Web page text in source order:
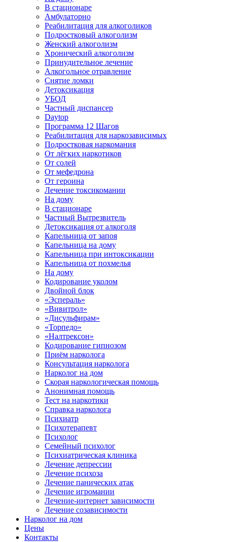
В стационаре
Амбулаторно
Реабилитация для алкоголиков
Подростковый алкоголизм
Женский алкоголизм
Хронический алкоголизм
Принудительное лечение
Алкогольное отравление
Снятие ломки
Детоксикация
УБОД
Частный диспансер
Daytop
Программа 12 Шагов
Реабилитация для наркозависимых
Подростковая наркомания
От лёгких наркотиков
От солей
От мефедрона
От героина
Лечение токсикомании
На дому
В стационаре
Частный Вытрезвитель
Детоксикация от алкоголя
Капельница от запоя
Капельница на дому
Капельница при интоксикации
Капельница от похмелья
На дому
Кодирование уколом
Двойной блок
«Эспераль»
«Вивитрол»
«Дисульфирам»
«Торпедо»
«Налтрексон»
Кодирование гипнозом
Приём нарколога
Консультация нарколога
Нарколог на дом
Скорая наркологическая помощь
Анонимная помощь
Тест на наркотики
Справка нарколога
Психиатр
Психотерапевт
Психолог
Семейный психолог
Психиатрическая клиника
Лечение депрессии
Лечение психоза
Лечение панических атак
Лечение игромании
Лечение-интернет зависимости
Лечение созависимости
Нарколог на дом
Цены
Контакты